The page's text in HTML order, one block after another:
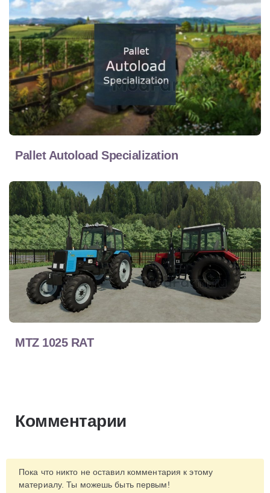
Pallet Autoload Specialization
MTZ 1025 RAT
Комментарии
Пока что никто не оставил комментария к этому
материалу. Ты можешь быть первым!